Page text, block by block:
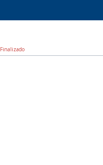
Finalizado